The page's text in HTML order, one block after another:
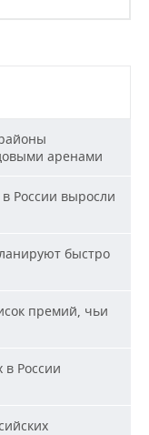
аренами
России выросли
быстро
премий, чьи
в России